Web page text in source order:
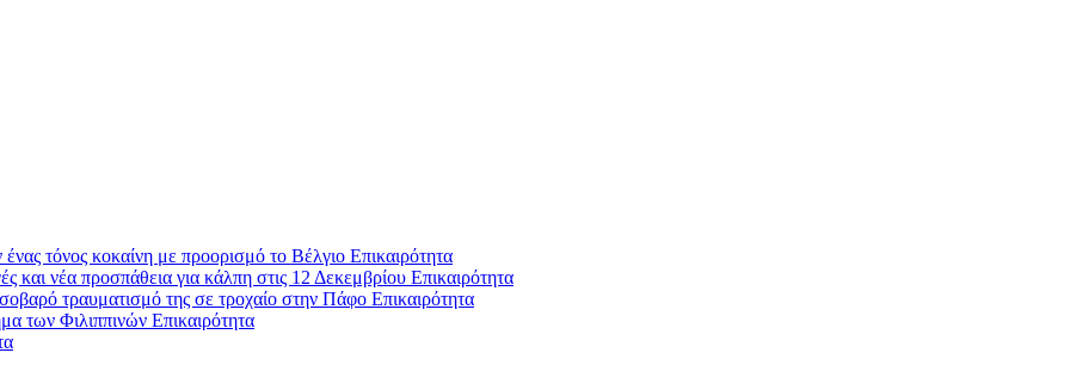
τόνος κοκαίνη με προορισμό το Βέλγιο Επικαιρότητα
και νέα προσπάθεια για κάλπη στις 12 Δεκεμβρίου Επικαιρότητα
τραυματισμό της σε τροχαίο στην Πάφο Επικαιρότητα
των Φιλιππινών Επικαιρότητα